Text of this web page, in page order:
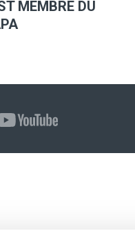
MEMBRE DU